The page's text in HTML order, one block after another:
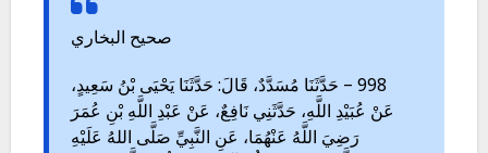
صحيح البخاري
998 – حَدَّثَنَا مُسَدَّدٌ، قَالَ: حَدَّثَنَا يَحْيَى بْنُ سَعِيدٍ،
عَنْ عُبَيْدِ اللَّهِ، حَدَّثَنِي نَافِعٌ، عَنْ عَبْدِ اللَّهِ بْنِ عُمَرَ
رَضِيَ اللَّهُ عَنْهُمَا، عَنِ النَّبِيِّ صَلَّى اللهُ عَلَيْهِ